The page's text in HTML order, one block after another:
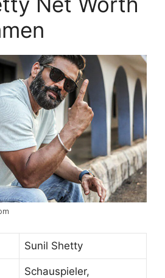
Sunil Shetty
Schauspieler,